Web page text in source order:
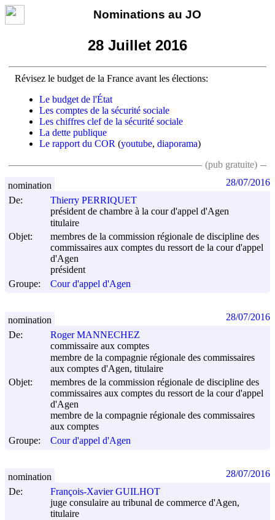
Nominations au JO
28 Juillet 2016
Révisez le budget de la France avant les élections:
Le budget de l'État
Les comptes de la sécurité sociale
Les chiffres clef de la sécurité sociale
La dette publique
Le rapport du COR (youtube, diaporama)
(pub gratuite)
De:
Thierry PERRIQUET
président de chambre à la cour d'appel d'Agen
titulaire
Objet:
membres de la commission régionale de discipline des
commissaires aux comptes du ressort de la cour d'appel
d'Agen
président
Groupe:
Cour d'appel d'Agen
nomination 28/07/2016
De:
Roger MANNECHEZ
commissaire aux comptes
membre de la compagnie régionale des commissaires
aux comptes d'Agen, titulaire
Objet:
membres de la commission régionale de discipline des
commissaires aux comptes du ressort de la cour d'appel
d'Agen
membre de la compagnie régionale des commissaires
aux comptes
Groupe:
Cour d'appel d'Agen
nomination 28/07/2016
De:
François-Xavier GUILHOT
juge consulaire au tribunal de commerce d'Agen,
titulaire
nomination 28/07/2016